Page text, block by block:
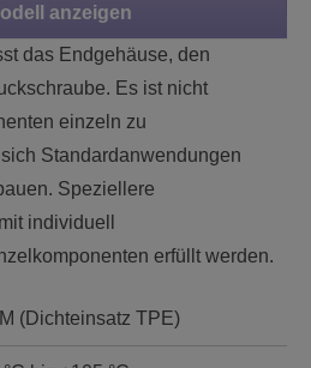
anzeigen
das Endgehäuse, den
Es ist nicht
einzeln zu
Standardanwendungen
Speziellere
individuell
erfüllt werden.
(Dichteinsatz TPE)